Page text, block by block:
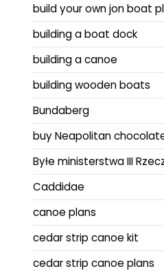
build your own jon boat
building a boat dock
building a canoe
building wooden boats
Bundaberg
buy Neapolitan
Byłe ministerstwa III
Caddidae
canoe plans
cedar strip canoe kit
cedar strip canoe plans